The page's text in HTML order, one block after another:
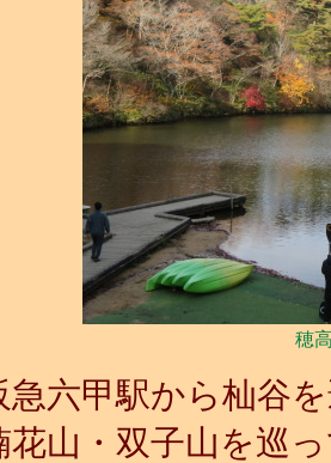
穂
六甲駅から杣谷
花山・双子山を巡